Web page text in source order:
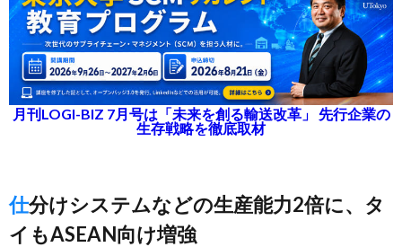
月刊LOGI-BIZ 7月号は「未来を創る輸送改革」 先行企業の
生存戦略を徹底取材
仕分けシステムなどの生産能力2倍に、タ
イもASEAN向け増強